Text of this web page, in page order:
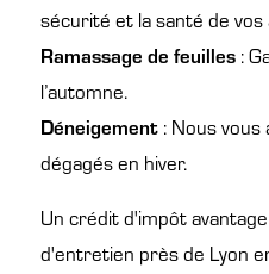
sécurité et la santé de
Ramassage de feuilles :
l’automne.
Déneigement : Nous
dégagés en hiver.
Un crédit d'impôt
d'entretien près de Lyon